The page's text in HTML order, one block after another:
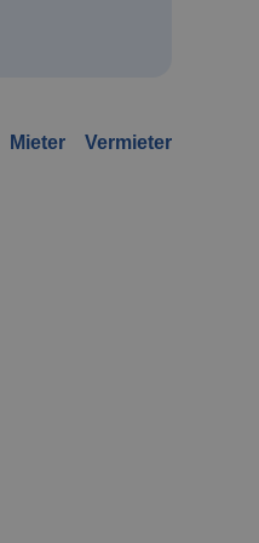
Mieter Vermieter